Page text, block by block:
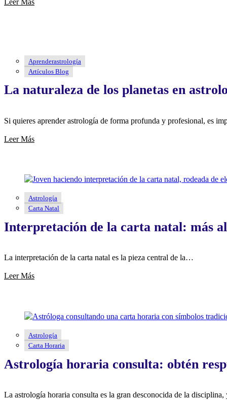
Leer Más
Aprenderastrología
Artículos Blog
La naturaleza de los planetas en
Si quieres aprender astrología de forma profunda y profesional, es
Leer Más
Astrología
Carta Natal
Interpretación de la carta natal: más
La interpretación de la carta natal es la pieza central de la…
Leer Más
Astrología
Carta Horaria
Astrología horaria consulta: obtén
La astrología horaria consulta es la gran desconocida de la